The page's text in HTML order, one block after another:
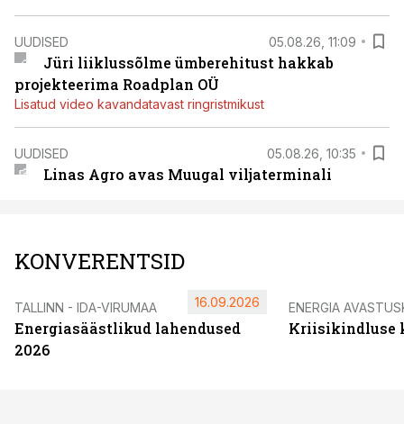
UUDISED 05.08.26, 11:09
Jüri liiklussõlme ümberehitust hakkab
projekteerima Roadplan OÜ
Lisatud video kavandatavast ringristmikust
UUDISED 05.08.26, 10:35
Linas Agro avas Muugal viljaterminali
KONVERENTSID
TALLINN - IDA-VIRUMAA
Energiasäästlikud lahendused
2026
16.09.2026 ENERGIA
Kriisikindluse